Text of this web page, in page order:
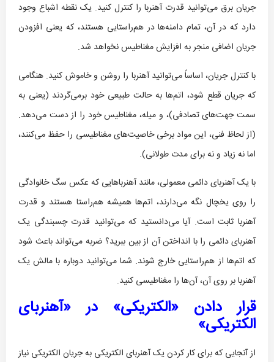
جریان برق می‌توانید قدرت آهنربا را کنترل کنید. یک نقطه اشباع وجود
دارد که در آن، تمام دامنه‌ها در هم‌راستایی هستند، که یعنی افزودن
جریان اضافی منجر به افزایش مغناطیس نخواهد شد.
با کنترل جریان، اساساً می‌توانید آهنربا را روشن و خاموش کنید. هنگامی
که جریان قطع شود، اتم‌ها به حالت طبیعی خود برمی‌گردند (یعنی به
سمت جهت‌های تصادفی)، و میله، مغناطیس خود را از دست می‌دهد.
(از لحاظ فنی، این مواد برخی خاصیت‌های مغناطیسی را حفظ می‌کنند،
اما نه زیاد و نه برای مدت طولانی).
با یک آهنربای دائمی معمولی، مانند آهنرباهایی که عکس سگ خانوادگی
را روی یخچال نگه می‌دارند، اتم‌ها همیشه هم‌راستا هستند و قدرت
آهنربا ثابت است. آیا می‌دانستید که می‌توانید قدرت چسبندگی یک
آهنربای دائمی را با انداختن آن از بین ببرید؟ ضربه می‌تواند باعث شود
که اتم‌ها از هم‌راستایی خارج شوند. شما می‌توانید دوباره با مالش یک
آهنربا بر روی آن، آن‌ها را مغناطیسی کنید.
قرار دادن «الکتریکی» در «آهنربای
الکتریکی»
از آنجایی که برای کار کردن یک آهنربای الکتریکی به جریان الکتریکی نیاز